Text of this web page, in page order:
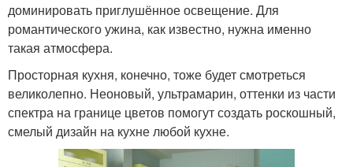
доминировать приглушённое освещение. Для
романтического ужина, как известно, нужна именно
такая атмосфера.
Просторная кухня, конечно, тоже будет смотреться
великолепно. Неоновый, ультрамарин, оттенки из части
спектра на границе цветов помогут создать роскошный,
смелый дизайн на кухне любой кухне.